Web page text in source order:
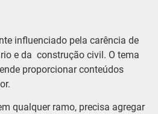
influenciado pela carência de
e da construção civil. O tema
proporcionar conteúdos
qualquer ramo, precisa agregar